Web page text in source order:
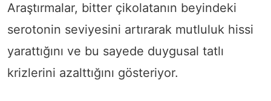
Araştırmalar, bitter çikolatanın beyindeki
serotonin seviyesini artırarak mutluluk hissi
yarattığını ve bu sayede duygusal tatlı
krizlerini azalttığını gösteriyor.